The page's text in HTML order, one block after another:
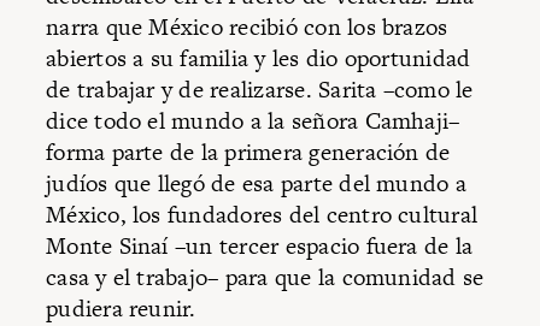
narra que México recibió con los brazos
abiertos a su familia y les dio oportunidad
de trabajar y de realizarse. Sarita –como le
dice todo el mundo a la señora Camhaji–
forma parte de la primera generación de
judíos que llegó de esa parte del mundo a
México, los fundadores del centro cultural
Monte Sinaí –un tercer espacio fuera de la
casa y el trabajo– para que la comunidad se
pudiera reunir.